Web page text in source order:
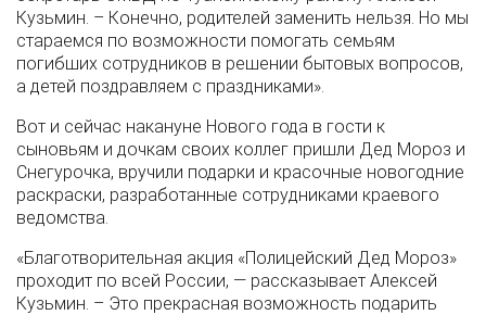
Кузьмин. – Конечно, родителей заменить нельзя. Но мы
стараемся по возможности помогать семьям
погибших сотрудников в решении бытовых вопросов,
а детей поздравляем с праздниками».
Вот и сейчас накануне Нового года в гости к
сыновьям и дочкам своих коллег пришли Дед Мороз и
Снегурочка, вручили подарки и красочные новогодние
раскраски, разработанные сотрудниками краевого
ведомства.
«Благотворительная акция «Полицейский Дед Мороз»
проходит по всей России, — рассказывает Алексей
Кузьмин. – Это прекрасная возможность подарить